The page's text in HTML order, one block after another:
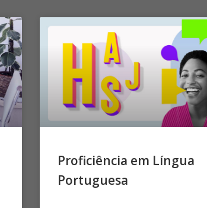
Proficiência em Língua
Portuguesa